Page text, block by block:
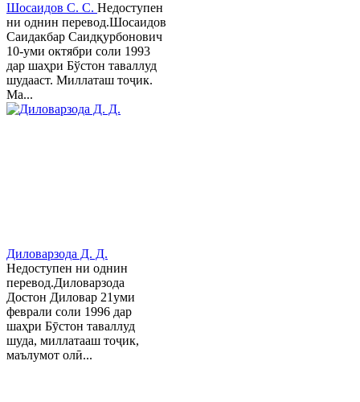
Шосаидов С. С. Недоступен
ни однин перевод.Шосаидов
Саидакбар Саидқурбонович
10-уми октябри соли 1993
дар шаҳри Бўстон таваллуд
шудааст. Миллаташ тоҷик.
Ма...
Диловарзода Д. Д.
Недоступен ни однин
перевод.Диловарзода
Достон Диловар 21уми
феврали соли 1996 дар
шаҳри Бӯстон таваллуд
шуда, миллатааш тоҷик,
маълумот олӣ...